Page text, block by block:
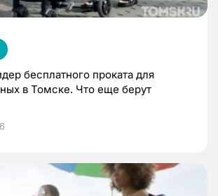
бесплатного проката для
в Томске. Что еще берут